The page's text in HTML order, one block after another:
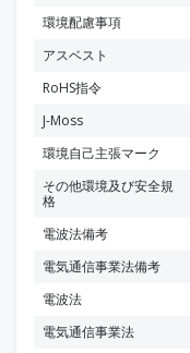
環境配慮事項
アスベスト
RoHS指令
J-Moss
環境自己主張マーク
その他環境及び安全規
格
電波法備考
電気通信事業法備考
電波法
電気通信事業法